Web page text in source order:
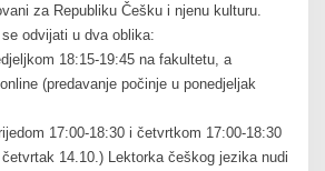
za Republiku Češku i njenu kulturu.
odvijati u dva oblika:
18:15-19:45 na fakultetu, a
(predavanje počinje u ponedjeljak
17:00-18:30 i četvrtkom 17:00-18:30
14.10.) Lektorka češkog jezika nudi